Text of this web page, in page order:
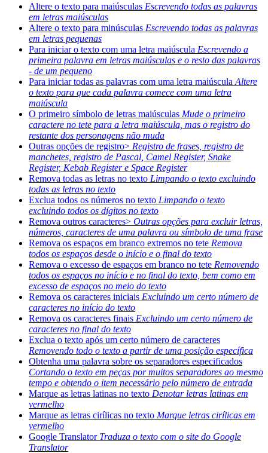
Altere o texto para maiúsculas Escrevendo todas as palavras
em letras maiúsculas
Altere o texto para minúsculas Escrevendo todas as palavras
em letras pequenas
Para iniciar o texto com uma letra maiúscula Escrevendo a
primeira palavra em letras maiúsculas e o resto das palavras
- de um pequeno
Para iniciar todas as palavras com uma letra maiúscula Altere
o texto para que cada palavra comece com uma letra
maiúscula
O primeiro símbolo de letras maiúsculas Mude o primeiro
caractere no tete para a letra maiúscula, mas o registro do
restante dos personagens não muda
Outras opções de registro> Registro de frases, registro de
manchetes, registro de Pascal, Camel Register, Snake
Register, Kebab Register e Space Register
Remova todas as letras no texto Limpando o texto excluindo
todas as letras no texto
Exclua todos os números no texto Limpando o texto
excluindo todos os dígitos no texto
Remova outros caracteres> Outras opções para excluir letras,
números, caracteres de uma palavra ou símbolo de uma frase
Remova os espaços em branco extremos no tete Remova
todos os espaços desde o início e o final do texto
Remova o excesso de espaços em branco no tete Removendo
todos os espaços no início e no final do texto, bem como em
excesso de espaços no meio do texto
Remova os caracteres iniciais Excluindo um certo número de
caracteres no início do texto
Remova os caracteres finais Excluindo um certo número de
caracteres no final do texto
Exclua o texto após um certo número de caracteres
Removendo todo o texto a partir de uma posição específica
Obtenha uma palavra sobre os separadores especificados
Cortando o texto em peças por muitos separadores ao mesmo
tempo e obtendo o item necessário pelo número de entrada
Marque as letras latinas no texto Denotar letras latinas em
vermelho
Marque as letras cirílicas no texto Marque letras cirílicas em
vermelho
Google Translator Traduza o texto com o site do Google
Translator